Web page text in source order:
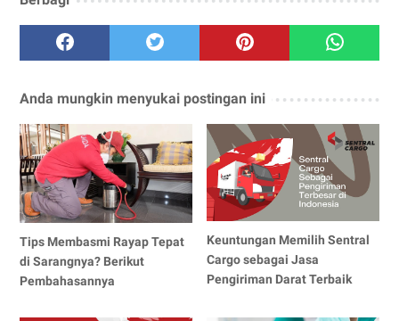
Anda mungkin menyukai postingan ini
Tips Membasmi Rayap Tepat
di Sarangnya? Berikut
Pembahasannya
Keuntungan Memilih Sentral
Cargo sebagai Jasa
Pengiriman Darat Terbaik